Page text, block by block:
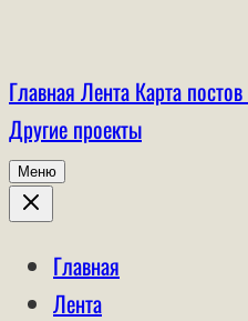
Главная Лента Карта постов
Другие проекты
Меню
Главная
Лента